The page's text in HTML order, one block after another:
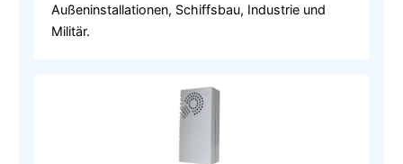
Außeninstallationen, Schiffsbau, Industrie und
Militär.